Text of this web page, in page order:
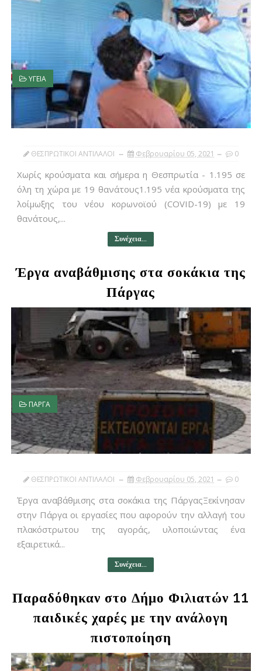
ΥΓΕΙΑ
ΘΕΣΠΡΩΤΙΚΟΙ ΑΝΤΙΛΑΛΟΙ Φεβρουαρίου 05, 2021 0
Χωρίς κρούσματα και σήμερα η Θεσπρωτία - 1.195 σε
όλη τη χώρα με 19 θανάτους1.195 νέα κρούσματα της
λοίμωξης του νέου κορωνοϊού (COVID-19) με 19
θανάτους,...
Συνέχεια...
Έργα αναβάθμισης στα σοκάκια της
Πάργας
ΠΑΡΓΑ
ΘΕΣΠΡΩΤΙΚΟΙ ΑΝΤΙΛΑΛΟΙ Φεβρουαρίου 05, 2021 0
Έργα αναβάθμισης στα σοκάκια της ΠάργαςΞεκίνησαν
στην Πάργα οι εργασίες που αφορούν την αλλαγή του
πλακόστρωτου της αγοράς, υλοποιώντας ένα
εξαιρετικά...
Συνέχεια...
Παραδόθηκαν στο Δήμο Φιλιατών 11
παιδικές χαρές με την ανάλογη
πιστοποίηση